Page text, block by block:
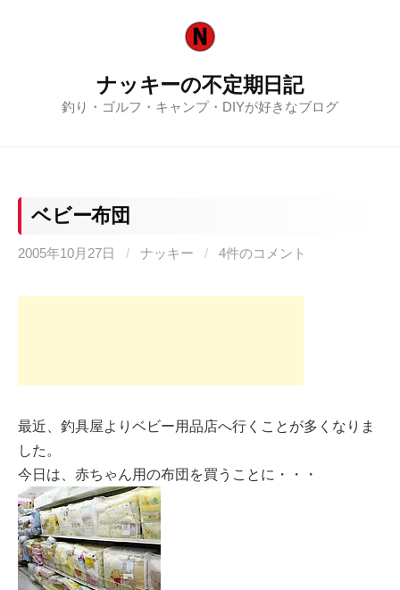
ナッキーの不定期日記
釣り・ゴルフ・キャンプ・DIYが好きなブログ
ベビー布団
2005年10月27日 / ナッキー / 4件のコメント
最近、釣具屋よりベビー用品店へ行くことが多くなりま
した。
今日は、赤ちゃん用の布団を買うことに・・・